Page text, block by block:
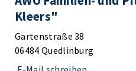
Kleers"
Gartenstraße 38
06484 Quedlinburg